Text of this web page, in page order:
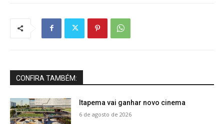
CONFIRA TAMBÉM:
Itapema vai ganhar novo cinema
6 de agosto de 2026